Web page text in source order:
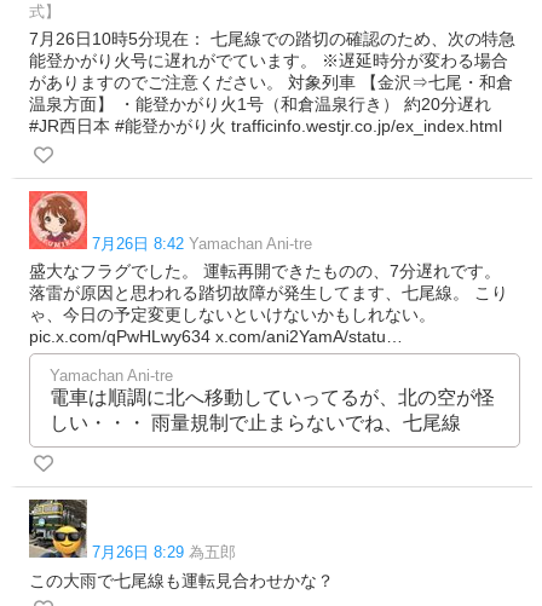
式】
7月26日10時5分現在： 七尾線での踏切の確認のため、次の特急
能登かがり火号に遅れがでています。 ※遅延時分が変わる場合
がありますのでご注意ください。 対象列車 【金沢⇒七尾・和倉
温泉方面】 ・能登かがり火1号（和倉温泉行き） 約20分遅れ
#JR西日本 #能登かがり火 trafficinfo.westjr.co.jp/ex_index.html
7月26日 8:42 Yamachan Ani-tre
盛大なフラグでした。 運転再開できたものの、7分遅れです。
落雷が原因と思われる踏切故障が発生してます、七尾線。 こり
ゃ、今日の予定変更しないといけないかもしれない。
pic.x.com/qPwHLwy634 x.com/ani2YamA/statu…
Yamachan Ani-tre
電車は順調に北へ移動していってるが、北の空が怪
しい・・・ 雨量規制で止まらないでね、七尾線
7月26日 8:29 為五郎
この大雨で七尾線も運転見合わせかな？